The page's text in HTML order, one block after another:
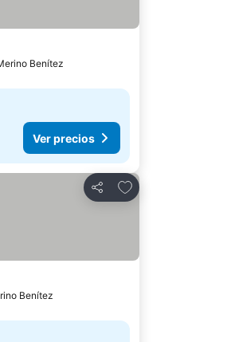
Benítez
Ver precios
Compartir
Agregar a favoritos
Benítez